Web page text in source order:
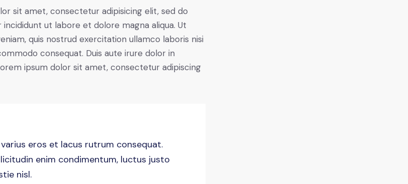
sit amet, consectetur adipisicing elit, sed do
ut labore et dolore magna aliqua. Ut
quis nostrud exercitation ullamco laboris nisi
consequat. Duis aute irure dolor in
ipsum dolor sit amet, consectetur adipiscing
eros et lacus rutrum consequat.
enim condimentum, luctus justo
nisl.